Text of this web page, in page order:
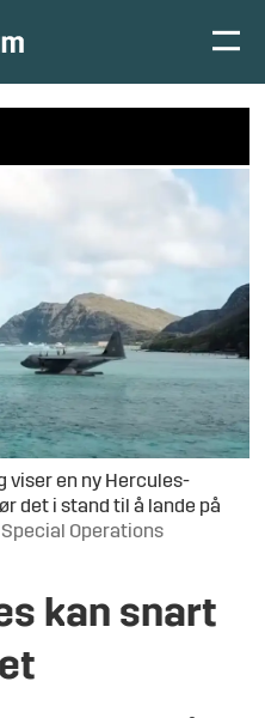
viser en ny Hercules-
det i stand til å lande på
Special Operations
kan snart